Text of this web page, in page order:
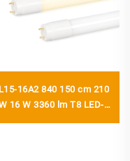
16A2 840 150 cm 210
16 W 3360 lm T8 LED-